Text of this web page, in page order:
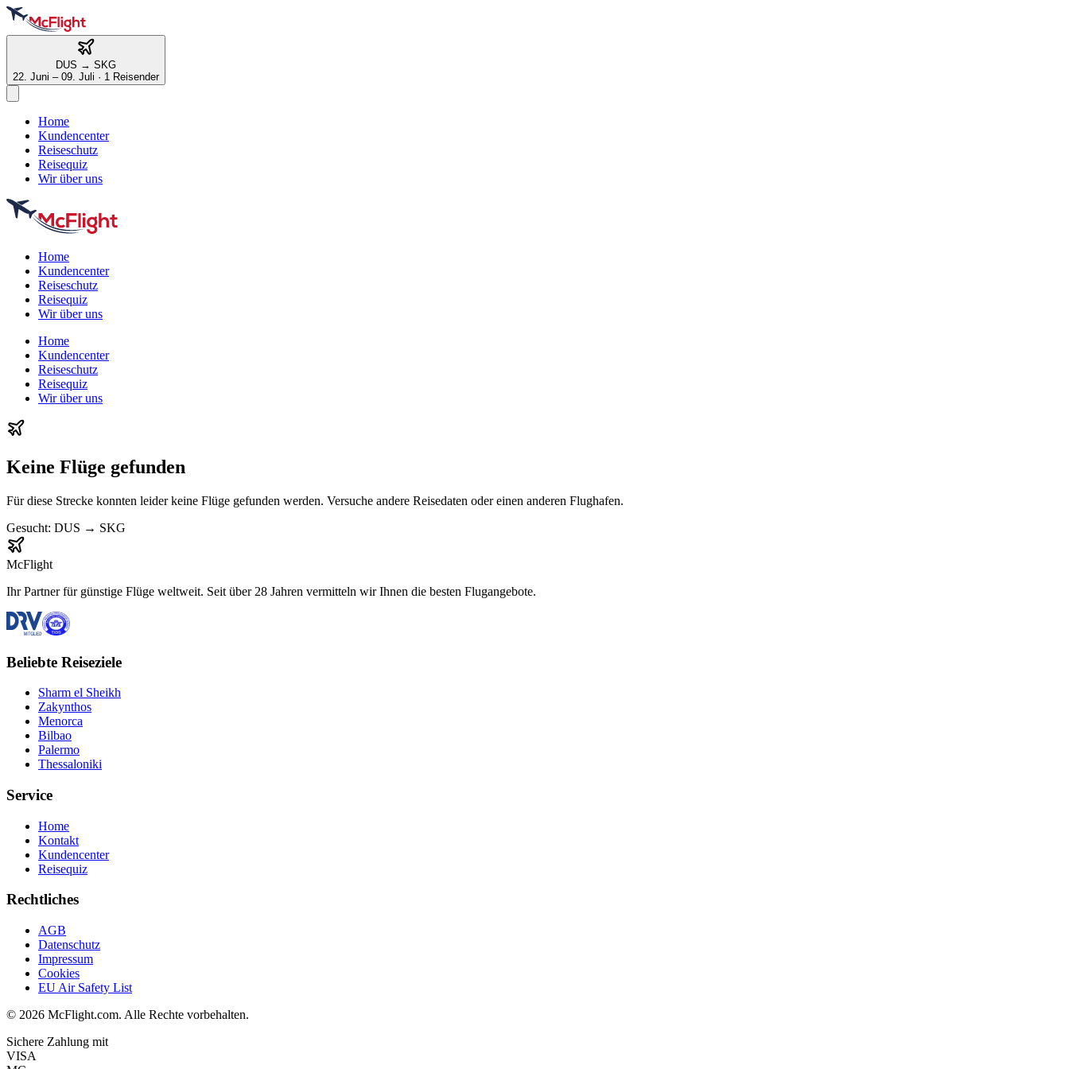
DUS → SKG
22. Juni – 09. Juli · 1 Reisender
Home
Kundencenter
Reiseschutz
Reisequiz
Wir über uns
Home
Kundencenter
Reiseschutz
Reisequiz
Wir über uns
Home
Kundencenter
Reiseschutz
Reisequiz
Wir über uns
Keine Flüge gefunden
Für diese Strecke konnten leider keine Flüge gefunden werden. Versuche andere Reisedaten oder einen anderen Flughafen.
Gesucht: DUS → SKG
McFlight
Ihr Partner für günstige Flüge weltweit. Seit über 28 Jahren vermitteln wir Ihnen die besten Flugangebote.
Beliebte Reiseziele
Sharm el Sheikh
Zakynthos
Menorca
Bilbao
Palermo
Thessaloniki
Service
Home
Kontakt
Kundencenter
Reisequiz
Rechtliches
AGB
Datenschutz
Impressum
Cookies
EU Air Safety List
© 2026 McFlight.com. Alle Rechte vorbehalten.
Sichere Zahlung mit
VISA